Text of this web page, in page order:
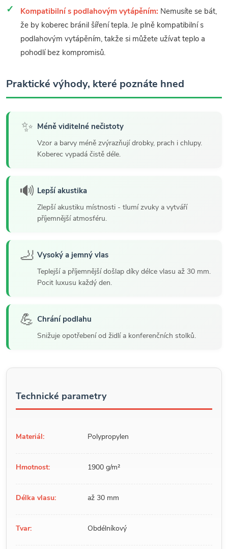
Kompatibilní s podlahovým vytápěním: Nemusíte se bát,
že by koberec bránil šíření tepla. Je plně kompatibilní s
podlahovým vytápěním, takže si můžete užívat teplo a
pohodlí bez kompromisů.
Praktické výhody, které poznáte hned
✨ Méně viditelné nečistoty
Vzor a barvy méně zvýrazňují drobky, prach i chlupy.
Koberec vypadá čistě déle.
🔊 Lepší akustika
Zlepší akustiku místnosti - tlumí zvuky a vytváří
příjemnější atmosféru.
🦶 Vysoký a jemný vlas
Teplejší a příjemnější došlap díky délce vlasu až 30 mm.
Pocit luxusu každý den.
💪 Chrání podlahu
Snižuje opotřebení od židlí a konferenčních stolků.
Technické parametry
Materiál: Polypropylen
Hmotnost: 1900 g/m²
Délka vlasu: až 30 mm
Tvar: Obdélníkový